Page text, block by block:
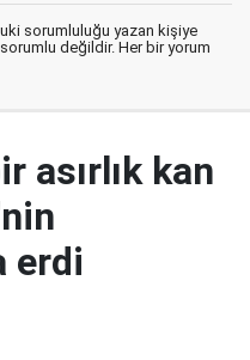
sorumluluğu yazan kişiye
değildir. Her bir yorum
asırlık kan
erdi